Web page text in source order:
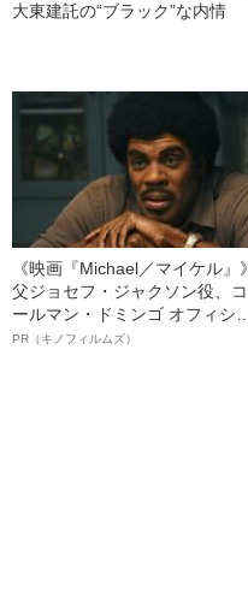
大東建託の“ブラック”な内情
《映画『Michael／マイケル』》
父ジョセフ・ジャクソン役、コ
ールマン・ドミンゴ オフィシャ
ルインタビュー“観客を魅了した
PR（キノフィルムズ）